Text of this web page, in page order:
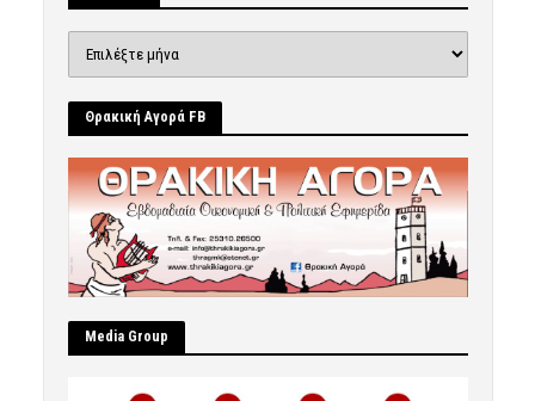
Θρακική Αγορά FB
Μedia Group